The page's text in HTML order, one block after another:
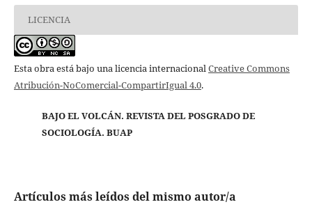
LICENCIA
Esta obra está bajo una licencia internacionalCreative Commons
Atribución-NoComercial-CompartirIgual 4.0.
BAJO EL VOLCÁN. REVISTA DEL POSGRADO DE
SOCIOLOGÍA. BUAP
Artículos más leídos del mismo autor/a